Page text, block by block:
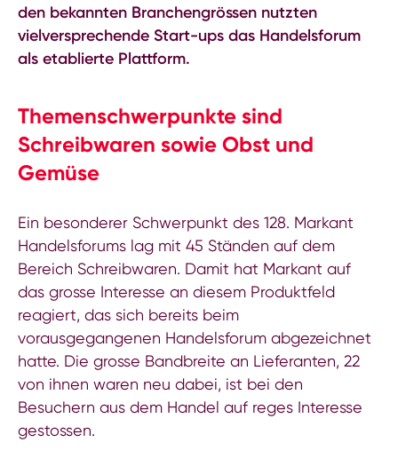
den bekannten Branchengrössen nutzten
vielversprechende Start-ups das Handelsforum
als etablierte Plattform.
Themenschwerpunkte sind
Schreibwaren sowie Obst und
Gemüse
Ein besonderer Schwerpunkt des 128. Markant
Handelsforums lag mit 45 Ständen auf dem
Bereich Schreibwaren. Damit hat Markant auf
das grosse Interesse an diesem Produktfeld
reagiert, das sich bereits beim
vorausgegangenen Handelsforum abgezeichnet
hatte. Die grosse Bandbreite an Lieferanten, 22
von ihnen waren neu dabei, ist bei den
Besuchern aus dem Handel auf reges Interesse
gestossen.